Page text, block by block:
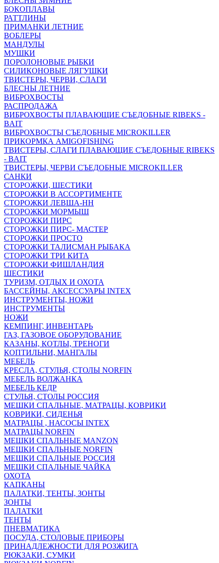
БОКОПЛАВЫ
РАТТЛИНЫ
ПРИМАНКИ ЛЕТНИЕ
ВОБЛЕРЫ
МАНДУЛЫ
МУШКИ
ПОРОЛОНОВЫЕ РЫБКИ
СИЛИКОНОВЫЕ ЛЯГУШКИ
ТВИСТЕРЫ, ЧЕРВИ, СЛАГИ
БЛЕСНЫ ЛЕТНИЕ
ВИБРОХВОСТЫ
РАСПРОДАЖА
ВИБРОХВОСТЫ ПЛАВАЮЩИЕ СЪЕДОБНЫЕ RIBEKS -
BAIT
ВИБРОХВОСТЫ СЪЕДОБНЫЕ MICROKILLER
ПРИКОРМКА AMIGOFISHING
ТВИСТЕРЫ, СЛАГИ ПЛАВАЮЩИЕ СЪЕДОБНЫЕ RIBEKS
- BAIT
ТВИСТЕРЫ, ЧЕРВИ СЪЕДОБНЫЕ MICROKILLER
САНКИ
СТОРОЖКИ, ШЕСТИКИ
СТОРОЖКИ В АССОРТИМЕНТЕ
СТОРОЖКИ ЛЕВША-НН
СТОРОЖКИ МОРМЫШ
СТОРОЖКИ ПИРС
СТОРОЖКИ ПИРС- МАСТЕР
СТОРОЖКИ ПРОСТО
СТОРОЖКИ ТАЛИСМАН РЫБАКА
СТОРОЖКИ ТРИ КИТА
СТОРОЖКИ ФИШЛАНДИЯ
ШЕСТИКИ
ТУРИЗМ, ОТДЫХ И ОХОТА
БАССЕЙНЫ, АКСЕССУАРЫ INTEX
ИНСТРУМЕНТЫ, НОЖИ
ИНСТРУМЕНТЫ
НОЖИ
КЕМПИНГ, ИНВЕНТАРЬ
ГАЗ, ГАЗОВОЕ ОБОРУДОВАНИЕ
КАЗАНЫ, КОТЛЫ, ТРЕНОГИ
КОПТИЛЬНИ, МАНГАЛЫ
МЕБЕЛЬ
КРЕСЛА, СТУЛЬЯ, СТОЛЫ NORFIN
МЕБЕЛЬ ВОЛЖАНКА
МЕБЕЛЬ КЕДР
СТУЛЬЯ, СТОЛЫ РОССИЯ
МЕШКИ СПАЛЬНЫЕ, МАТРАЦЫ, КОВРИКИ
КОВРИКИ, СИДЕНЬЯ
МАТРАЦЫ , НАСОСЫ INTEX
МАТРАЦЫ NORFIN
МЕШКИ СПАЛЬНЫЕ MANZON
МЕШКИ СПАЛЬНЫЕ NORFIN
МЕШКИ СПАЛЬНЫЕ РОССИЯ
МЕШКИ СПАЛЬНЫЕ ЧАЙКА
ОХОТА
КАПКАНЫ
ПАЛАТКИ, ТЕНТЫ, ЗОНТЫ
ЗОНТЫ
ПАЛАТКИ
ТЕНТЫ
ПНЕВМАТИКА
ПОСУДА, СТОЛОВЫЕ ПРИБОРЫ
ПРИНАДЛЕЖНОСТИ ДЛЯ РОЗЖИГА
РЮКЗАКИ, СУМКИ